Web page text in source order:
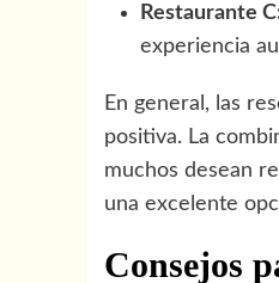
Restaurante
experiencia
En general, las
positiva. La
muchos desean
una excelente
Consejos